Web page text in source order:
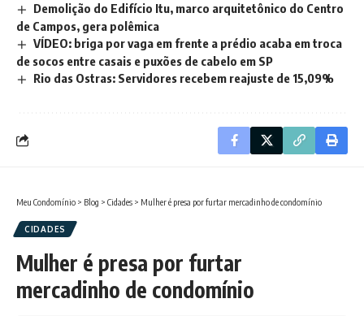
Demolição do Edifício Itu, marco arquitetônico do Centro
de Campos, gera polêmica
VÍDEO: briga por vaga em frente a prédio acaba em troca
de socos entre casais e puxões de cabelo em SP
Rio das Ostras: Servidores recebem reajuste de 15,09%
Meu Condomínio > Blog > Cidades > Mulher é presa por furtar mercadinho de condomínio
CIDADES
Mulher é presa por furtar
mercadinho de condomínio